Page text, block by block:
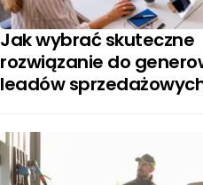
Jak wybrać skuteczne
rozwiązanie do
leadów